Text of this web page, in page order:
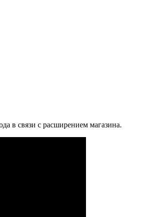
в связи с расширением магазина.